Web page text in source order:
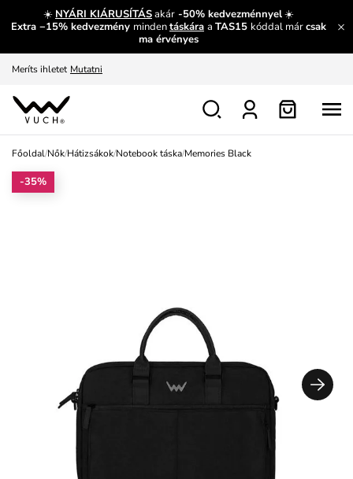
☀️ NYÁRI KIÁRUSÍTÁSakár -50% kedvezménnyel☀️
Extra −15% kedvezmény mindentáskára a TAS15 kóddal márcsak
ma érvényes
És mi az, amit máshol nem lehet megtudni?
Fedezze fel velünk az újdonságokat. Megtekintés
Meríts ihletet Mutatni
Ingyenes csere és visszaküldés
Főoldal/Nők/Hátizsákok/Notebook táska/Memories Black
-35%